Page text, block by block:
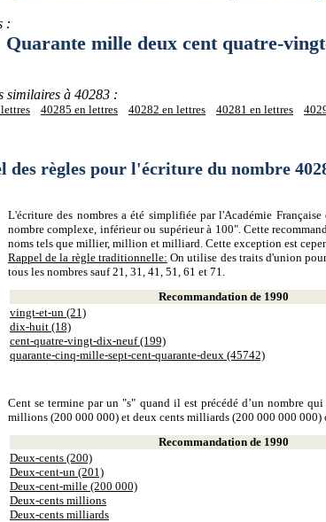
:
mille deux cent quatre-
similaires à 40283 :
40285 en lettres 40282 en lettres 40281 en lettres
des règles pour l'écriture du nombre
L'écriture des nombres a été simplifiée par l'Académie
nombre complexe, inférieur ou supérieur à 100". Cette
noms tels que millier, million et milliard. Cette exception est
Rappel de la règle traditionnelle: On utilise des traits d'union
tous les nombres sauf 21, 31, 41, 51, 61 et 71.
Recommandation de 1990
vingt-et-un (21)
dix-huit (18)
cent-quatre-vingt-dix-neuf (199)
quarante-cinq-mille-sept-cent-quarante-deux (45742)
Cent se termine par un "s" quand il est précédé d’un nombre
millions (200 000 000) et deux cents milliards (200 000 000
Recommandation de 1990
Deux-cents (200)
Deux-cent-un (201)
Deux-cent-mille (200 000)
Deux-cents millions
Deux-cents milliards